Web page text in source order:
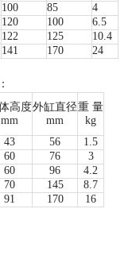
100 85
4
120 100
6.5
122 125
10.4
141 170 24
高度
mm
外缸直径
mm
重 量
kg
43 56
1.5
60 76
3
60 96
4.2
70 145
8.7
91 170 16